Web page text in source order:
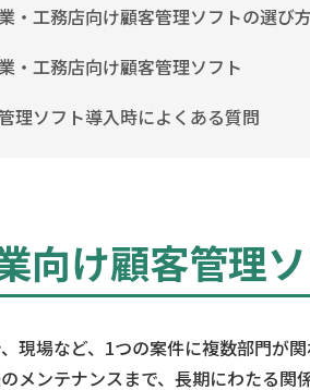
・工務店向け顧客管理ソフトの選び
・工務店向け顧客管理ソフト
理ソフト導入時によくある質問
向け顧客管理
現場など、1つの案件に複数部門が
メンテナンスまで、長期にわたる関